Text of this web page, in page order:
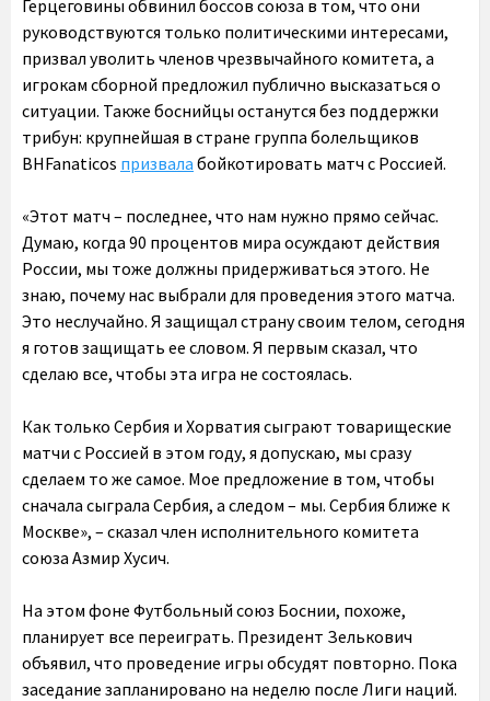
Герцеговины обвинил боссов союза в том, что они
руководствуются только политическими интересами,
призвал уволить членов чрезвычайного комитета, а
игрокам сборной предложил публично высказаться о
ситуации. Также боснийцы останутся без поддержки
трибун: крупнейшая в стране группа болельщиков
BHFanaticos призвала бойкотировать матч с Россией.
«Этот матч – последнее, что нам нужно прямо сейчас.
Думаю, когда 90 процентов мира осуждают действия
России, мы тоже должны придерживаться этого. Не
знаю, почему нас выбрали для проведения этого матча.
Это неслучайно. Я защищал страну своим телом, сегодня
я готов защищать ее словом. Я первым сказал, что
сделаю все, чтобы эта игра не состоялась.
Как только Сербия и Хорватия сыграют товарищеские
матчи с Россией в этом году, я допускаю, мы сразу
сделаем то же самое. Мое предложение в том, чтобы
сначала сыграла Сербия, а следом – мы. Сербия ближе к
Москве», – сказал член исполнительного комитета
союза Азмир Хусич.
На этом фоне Футбольный союз Боснии, похоже,
планирует все переиграть. Президент Зелькович
объявил, что проведение игры обсудят повторно. Пока
заседание запланировано на неделю после Лиги наций.